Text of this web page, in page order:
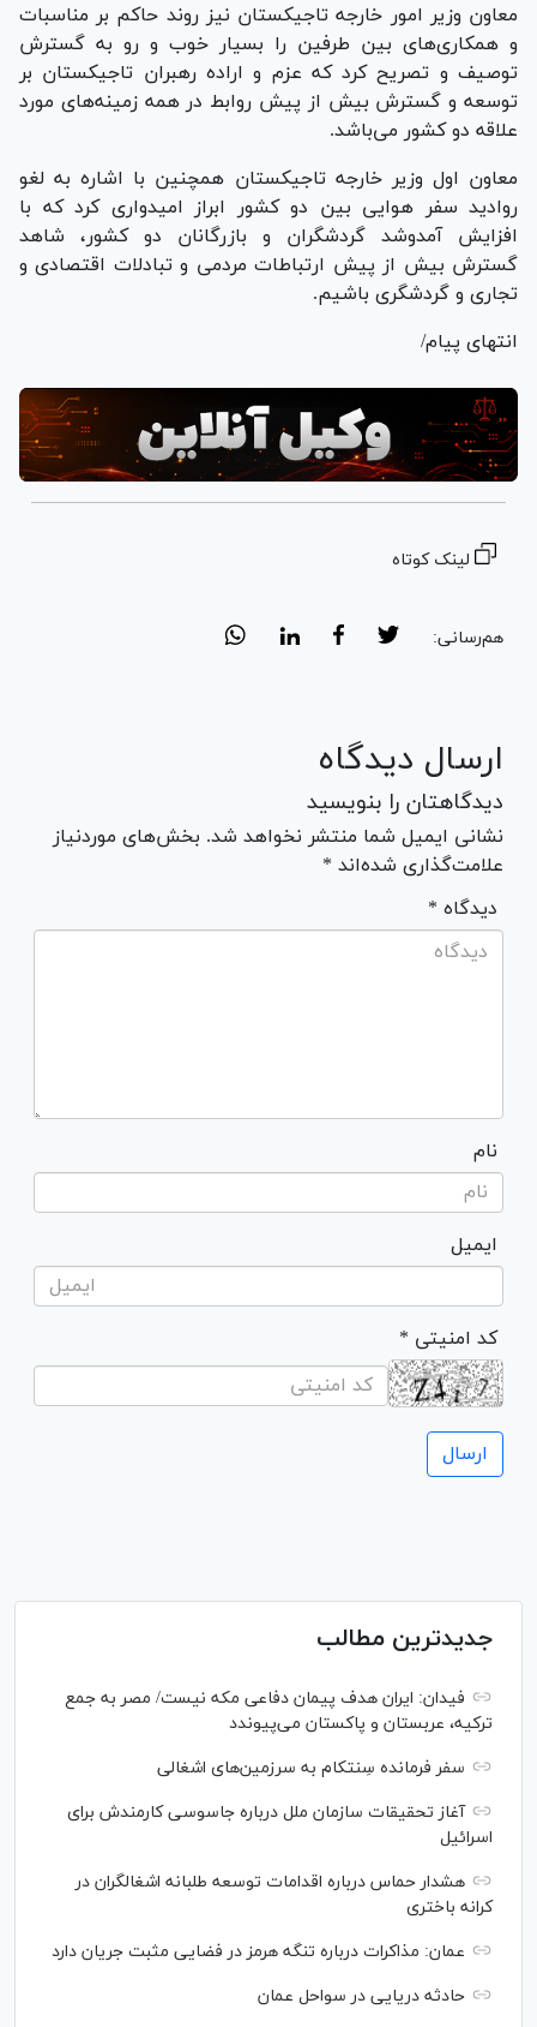
معاون وزیر امور خارجه تاجیکستان نیز روند حاکم بر مناسبات
و همکاری‌های بین طرفین را بسیار خوب و رو به گسترش
توصیف و تصریح کرد که عزم و اراده رهبران تاجیکستان بر
توسعه و گسترش بیش از پیش روابط در همه زمینه‌های مورد
علاقه دو کشور می‌باشد.
معاون اول وزیر خارجه تاجیکستان همچنین با اشاره به لغو
روادید سفر هوایی بین دو کشور ابراز امیدواری کرد که با
افزایش آمدوشد گردشگران و بازرگانان دو کشور، شاهد
گسترش بیش از پیش ارتباطات مردمی و تبادلات اقتصادی و
تجاری و گردشگری باشیم.
انتهای پیام/
لینک کوتاه
هم‌رسانی:
ارسال دیدگاه
دیدگاهتان را بنویسید
نشانی ایمیل شما منتشر نخواهد شد. بخش‌های موردنیاز
علامت‌گذاری شده‌اند *
* دیدگاه
نام
ایمیل
* کد امنیتی
جدیدترین مطالب
فیدان: ایران هدف پیمان دفاعی مکه نیست/ مصر به جمع
ترکیه، عربستان و پاکستان می‌پیوندد
سفر فرمانده سِنتکام به سرزمین‌های اشغالی
آغاز تحقیقات سازمان ملل درباره جاسوسی کارمندش برای
اسرائیل
هشدار حماس درباره اقدامات توسعه طلبانه اشغالگران در
کرانه باختری
عمان: مذاکرات درباره تنگه هرمز در فضایی مثبت جریان دارد
حادثه دریایی در سواحل عمان